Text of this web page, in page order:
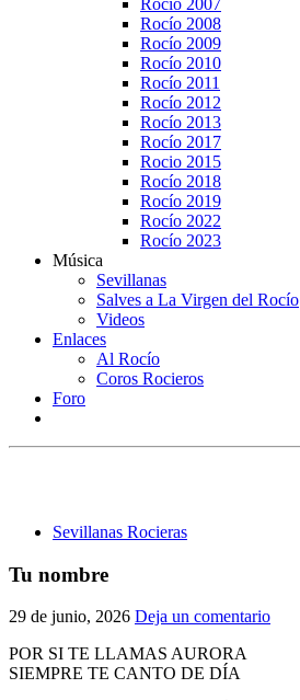
Rocío 2007
Rocío 2008
Rocío 2009
Rocío 2010
Rocío 2011
Rocío 2012
Rocío 2013
Rocío 2017
Rocio 2015
Rocío 2018
Rocío 2019
Rocío 2022
Rocío 2023
Música
Sevillanas
Salves a La Virgen del Rocío
Videos
Enlaces
Al Rocío
Coros Rocieros
Foro
Sevillanas Rocieras
Tu nombre
29 de junio, 2026 Deja un comentario
POR SI TE LLAMAS AURORA
SIEMPRE TE CANTO DE DÍA